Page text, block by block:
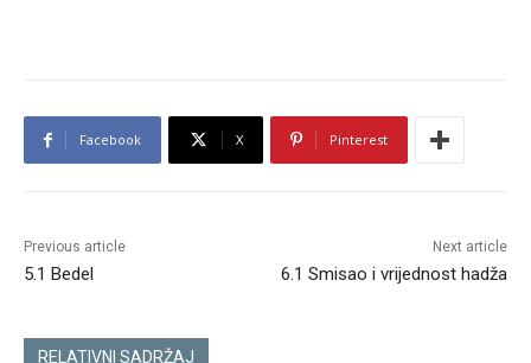
Facebook X Pinterest
Previous article
5.1 Bedel
Next article
6.1 Smisao i vrijednost hadža
RELATIVNI SADRŽAJ